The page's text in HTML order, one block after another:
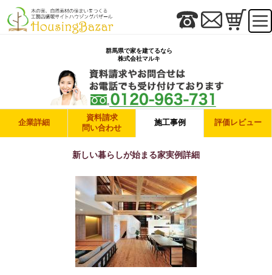
群馬県で家を建てるなら
株式会社マルキ
企業詳細
資料請求
問い合わせ
施工事例 評価レビュー
新しい暮らしが始まる家実例詳細